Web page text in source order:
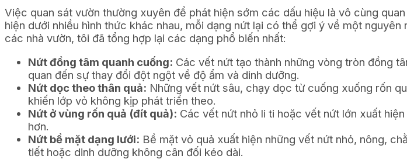
Việc quan sát vườn thường xuyên để phát hiện sớm các dấu hiệu là vô cùng
hiện dưới nhiều hình thức khác nhau, mỗi dạng nứt lại có thể gợi ý về một
các nhà vườn, tôi đã tổng hợp lại các dạng phổ biến nhất:
Nứt đồng tâm quanh cuống: Các vết nứt tạo thành những vòng tròn đồng
quan đến sự thay đổi đột ngột về độ ẩm và dinh dưỡng.
Nứt dọc theo thân quả: Những vết nứt sâu, chạy dọc từ cuống xuống rốn
khiến lớp vỏ không kịp phát triển theo.
Nứt ở vùng rốn quả (đít quả): Các vết nứt nhỏ li ti hoặc vết nứt lớn xuất
hơn.
Nứt bề mặt dạng lưới: Bề mặt vỏ quả xuất hiện những vết nứt nhỏ, nông,
tiết hoặc dinh dưỡng không cân đối kéo dài.